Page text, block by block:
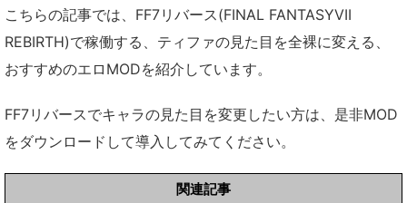
こちらの記事では、FF7リバース(FINAL FANTASYVII
REBIRTH)で稼働する、ティファの見た目を全裸に変える、
おすすめのエロMODを紹介しています。
FF7リバースでキャラの見た目を変更したい方は、是非MOD
をダウンロードして導入してみてください。
関連記事